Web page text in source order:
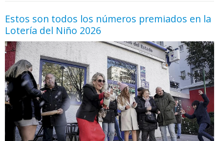
Estos son todos los números premiados en la
Lotería del Niño 2026